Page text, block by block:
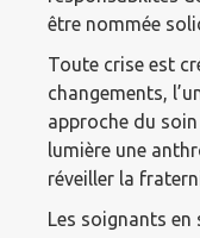
être nommée
Toute crise est
changements,
approche du
lumière une
réveiller la
Les soignants en